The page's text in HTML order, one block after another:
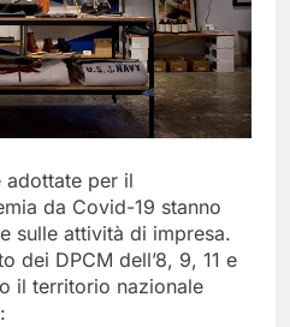
adottate per il
da Covid-19 stanno
sulle attività di impresa.
dei DPCM dell’8, 9, 11 e
il territorio nazionale